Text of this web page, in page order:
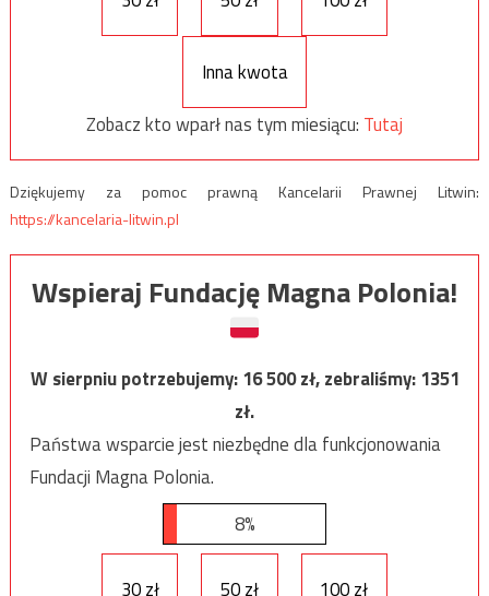
Inna kwota
Zobacz kto wparł nas tym miesiącu: Tutaj
Dziękujemy za pomoc prawną Kancelarii Prawnej Litwin:
https://kancelaria-litwin.pl
Wspieraj Fundację Magna Polonia!
W sierpniu potrzebujemy:16 500zł, zebraliśmy:1351
zł.
Państwa wsparcie jest niezbędne dla funkcjonowania
Fundacji Magna Polonia.
8%
30 zł 50 zł 100 zł